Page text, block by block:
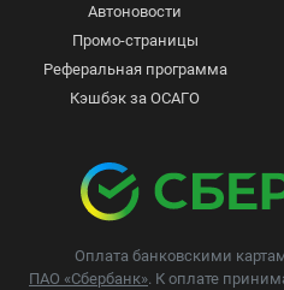
Автоновости
Промо-страницы
Реферальная программа
Кэшбэк за ОСАГО
Оплата банковскими
ПАО «Сбербанк». К оплате